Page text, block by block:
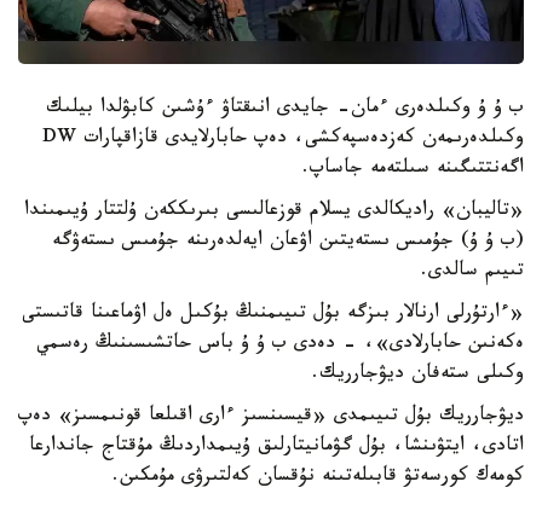
ب ۇ ۇ وكىلدەرى ءمان- جايدى انىقتاۋ ءۇشىن كابۋلدا بيلىك
وكىلدەرىمەن كەزدەسپەكشى، دەپ حابارلايدى قازاقپارات DW
اگەنتتىگىنە سىلتەمە جاساپ.
«تاليبان» راديكالدى يسلام قوزعالىسى بىرىككەن ۇلتتار ۇيىمىندا
(ب ۇ ۇ) جۇمىس ىستەيتىن اۋعان ايەلدەرىنە جۇمىس ىستەۋگە
تىيىم سالدى.
«ءارتۇرلى ارنالار بىزگە بۇل تىيىمنىڭ بۇكىل ەل اۋماعىنا قاتىستى
ەكەنىن حابارلادى»، - دەدى ب ۇ ۇ باس حاتشىسىنىڭ رەسمي
وكىلى ستەفان ديۋجارريك.
ديۋجارريك بۇل تىيىمدى «قيسىنسىز ءارى اقىلعا قونىمسىز» دەپ
اتادى، ايتۋىنشا، بۇل گۋمانيتارلىق ۇيىمداردىڭ مۇقتاج جاندارعا
كومەك كورسەتۋ قابىلەتىنە نۇقسان كەلتىرۋى مۇمكىن.